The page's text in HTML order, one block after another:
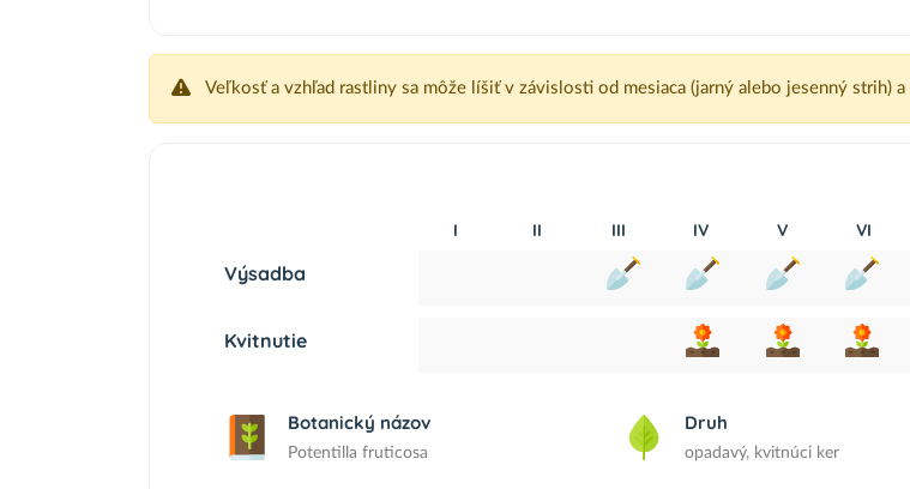
Veľkosť a vzhľad rastliny sa môže líšiť v závislosti od mesiaca (jarný alebo jesenný strih)
I II III IV V VI
Výsadba
Kvitnutie
Botanický názov
Potentilla fruticosa
Druh
opadavý, kvitnúci ker